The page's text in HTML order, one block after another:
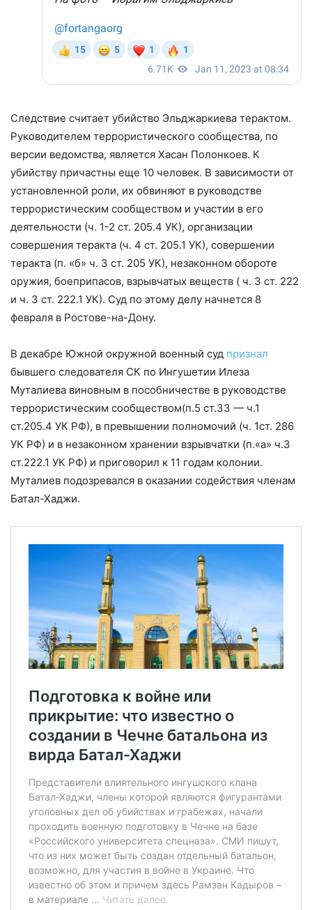
Следствие считает убийство Эльджаркиева терактом.
Руководителем террористического сообщества, по
версии ведомства, является Хасан Полонкоев. К
убийству причастны еще 10 человек. В зависимости от
установленной роли, их обвиняют в руководстве
террористическим сообществом и участии в его
деятельности (ч. 1-2 ст. 205.4 УК), организации
совершения теракта (ч. 4 ст. 205.1 УК), совершении
теракта (п. «б» ч. 3 ст. 205 УК), незаконном обороте
оружия, боеприпасов, взрывчатых веществ ( ч. 3 ст. 222
и ч. 3 ст. 222.1 УК). Суд по этому делу начнется 8
февраля в Ростове-на-Дону.
В декабре Южной окружной военный суд признал
бывшего следователя СК по Ингушетии Илеза
Муталиева виновным в пособничестве в руководстве
террористическим сообществом(п.5 ст.33 — ч.1
ст.205.4 УК РФ), в превышении полномочий (ч. 1ст. 286
УК РФ) и в незаконном хранении взрывчатки (п.«а» ч.3
ст.222.1 УК РФ) и приговорил к 11 годам колонии.
Муталиев подозревался в оказании содействия членам
Батал-Хаджи.